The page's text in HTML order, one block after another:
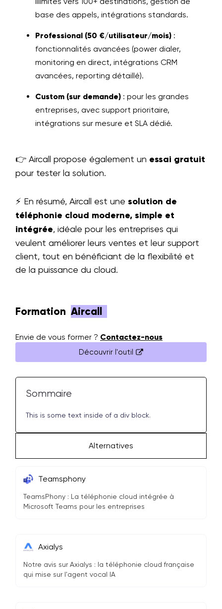
base des appels, intégrations standards.
Professional (50 €/utilisateur/mois) :
fonctionnalités avancées (power dialer,
monitoring en direct, intégrations CRM
avancées, reporting détaillé).
Custom (sur demande) : pour les grandes
entreprises, avec support prioritaire,
intégrations sur mesure et SLA dédié.
👉 Aircall propose également un essai gratuit
pour tester la solution.
⚡ En résumé, Aircall est une solution de
téléphonie cloud moderne, simple et
intégrée, idéale pour les entreprises qui
veulent améliorer leurs ventes et leur support
client, tout en bénéficiant de la flexibilité et
de la puissance du cloud.
Formation Aircall
Envie de vous former ? Contactez-nous
Découvrir l'outil
Sommaire
This is some text inside of a div block.
Alternatives
Teamsphony
TeamsPhony : La téléphonie cloud intégrée à
Microsoft Teams pour les entreprises
Axialys
Notre avis sur Axialys : la téléphonie cloud française
qui mise sur l'agent vocal IA